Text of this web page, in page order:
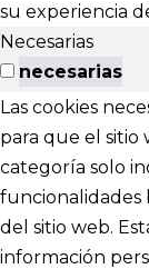
su experiencia
Necesarias
necesarias
Las cookies
para que el
categoría solo
funcionalidades
del sitio web.
información